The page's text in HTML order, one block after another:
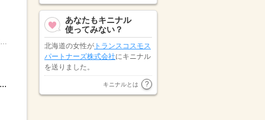
／ 大量募集★ 未経験の方もうれしい！ 高時給スタート◎＼▽具体的に…――――――［1］ 給付金に関する問合せ受...
あなたもキニナル
使ってみない？
北海道の女性が トランスコスモス
パートナーズ株式会社にキニナル
を送りました。
インサイドグロース株式会社 仙
台支社が宮城県の女性にキニナル
キニナルとは